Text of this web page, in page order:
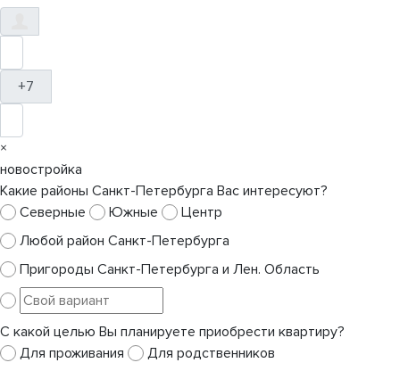
+7
×
новостройка
Какие районы Санкт-Петербурга Вас интересуют?
Северные
Южные
Центр
Любой район Санкт-Петербурга
Пригороды Санкт-Петербурга и Лен. Область
С какой целью Вы планируете приобрести квартиру?
Для проживания
Для родственников